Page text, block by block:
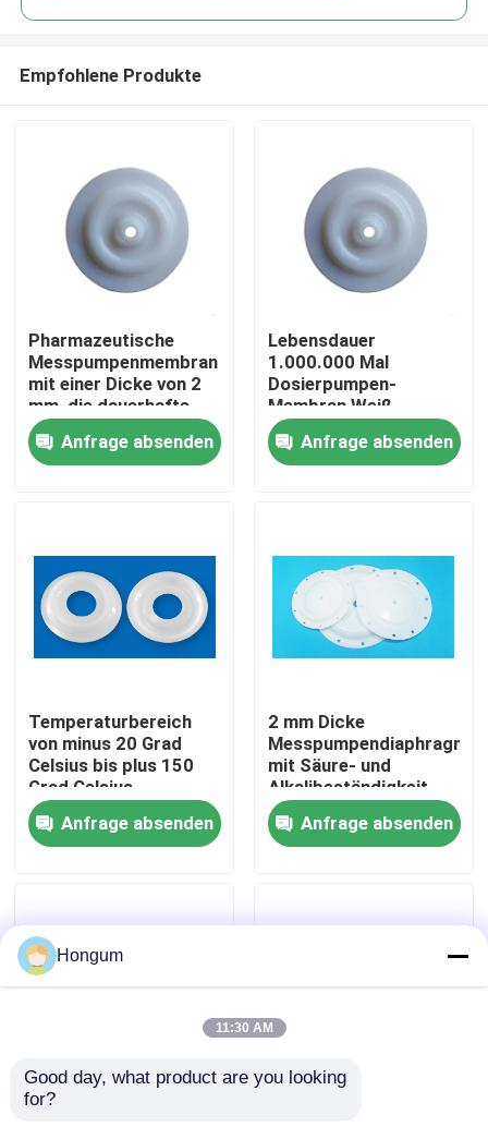
Produkte
Über uns
Werksbesichtigung
Qualitätskontrolle
Neuigkeiten
Rechtssachen
Bitte um ein Angebot
Empfohlene Produkte
Pharmazeutische
Messpumpenmembran
mit einer Dicke von 2
mm, die dauerhafte
und präzise Lösungen
für chemische
Messungen bietet
Anfrage absenden
Lebensdauer
1.000.000 Mal
Dosierpumpen-
Membran Weiß
Wartungsarm
Langlebiges Ersatzteil
für industrielle
Anfrage absenden
Temperaturbereich
von minus 20 Grad
Celsius bis plus 150
Grad Celsius
Membranmesspumpe,
die eine Lebensdauer
von 1000000 Mal für
Anfrage absenden
2 mm Dicke
Messpumpendiaphragma
mit Säure- und
Alkalibeständigkeit
und langen
Lebensdauer
Anfrage absenden
Durchflussrate bis zu
Hongum
11:30 AM
Good day, what product are you looking
for?